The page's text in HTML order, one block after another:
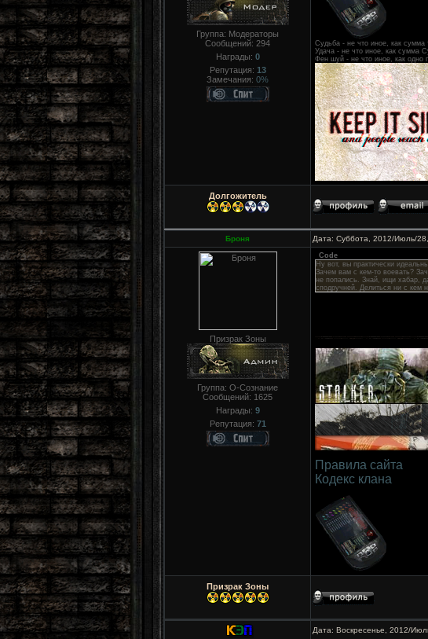
Группа: Модераторы
Сообщений: 294
Награды: 0
Репутация: 13
Замечания: 0%
Судьба - не что иное, как сумма
Удача - не что иное, как сумма
Фен шуй - не что иное, как одно
Долгожитель
Броня Дата: Суббота, 2012/Июль/
Призрак Зоны
Группа: О-Сознание
Сообщений: 1625
Награды: 9
Репутация: 71
Code
Ну вот, вы практически
Зачем вам с кем-то воевать?
не попались. Знай, ищи хабар,
сподручней. Делиться ни с кем
Правила сайта
Кодекс клана
Призрак Зоны
Дата: Воскресенье, 2012/